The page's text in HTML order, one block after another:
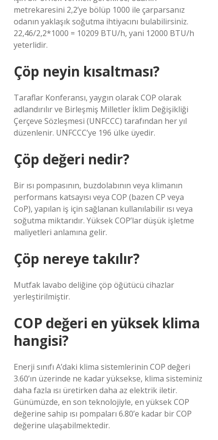
metrekaresini 2,2’ye bölüp 1000 ile çarparsanız
odanın yaklaşık soğutma ihtiyacını bulabilirsiniz.
22,46/2,2*1000 = 10209 BTU/h, yani 12000 BTU/h
yeterlidir.
Çöp neyin kısaltması?
Taraflar Konferansı, yaygın olarak COP olarak
adlandırılır ve Birleşmiş Milletler İklim Değişikliği
Çerçeve Sözleşmesi (UNFCCC) tarafından her yıl
düzenlenir. UNFCCC’ye 196 ülke üyedir.
Çöp değeri nedir?
Bir ısı pompasının, buzdolabının veya klimanın
performans katsayısı veya COP (bazen CP veya
CoP), yapılan iş için sağlanan kullanılabilir ısı veya
soğutma miktarıdır. Yüksek COP’lar düşük işletme
maliyetleri anlamına gelir.
Çöp nereye takılır?
Mutfak lavabo deliğine çöp öğütücü cihazlar
yerleştirilmiştir.
COP değeri en yüksek klima
hangisi?
Enerji sınıfı A’daki klima sistemlerinin COP değeri
3.60’ın üzerinde ne kadar yüksekse, klima sisteminiz
daha fazla ısı üretirken daha az elektrik iletir.
Günümüzde, en son teknolojiyle, en yüksek COP
değerine sahip ısı pompaları 6.80’e kadar bir COP
değerine ulaşabilmektedir.